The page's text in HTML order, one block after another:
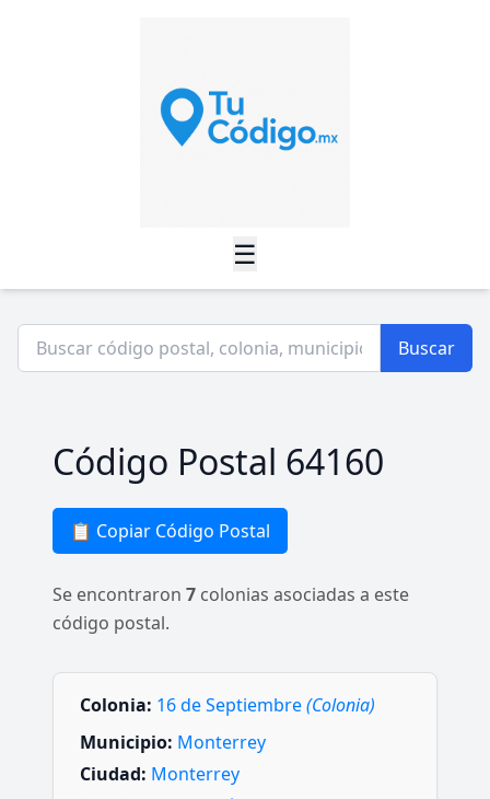
☰
Buscar
Código Postal 64160
📋 Copiar Código Postal
Se encontraron 7 colonias asociadas a este
código postal.
Colonia: 16 de Septiembre(Colonia)
Municipio: Monterrey
Ciudad: Monterrey